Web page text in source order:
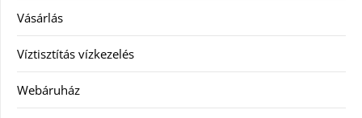
Vásárlás
Víztisztítás vízkezelés
Webáruház